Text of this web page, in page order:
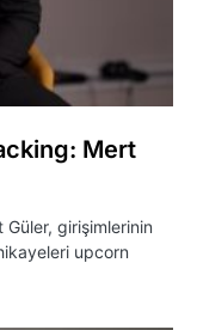
Mert
girişimlerinin
upcorn